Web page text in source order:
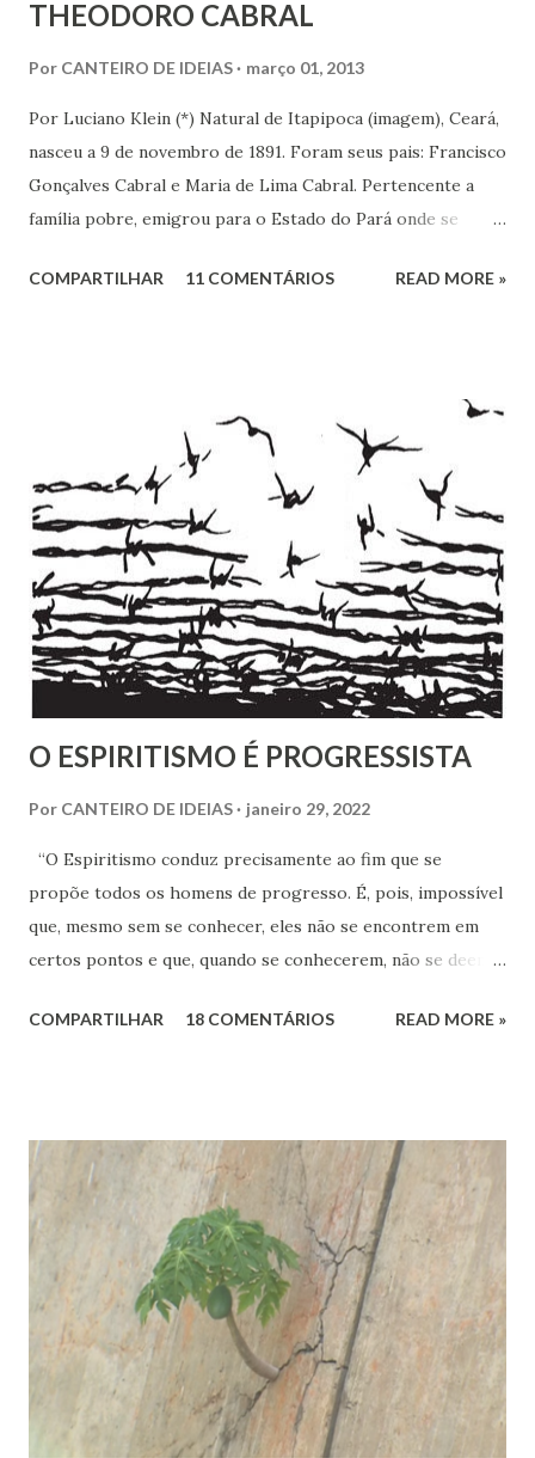
THEODORO CABRAL
Por CANTEIRO DE IDEIAS março 01, 2013
Por Luciano Klein (*) Natural de Itapipoca (imagem), Ceará,
nasceu a 9 de novembro de 1891. Foram seus pais: Francisco
Gonçalves Cabral e Maria de Lima Cabral. Pertencente a
família pobre, emigrou para o Estado do Pará onde se
nos estudos, adquiriu conhecimentos gerais, notadamente
com rapidez e brilhantismo.
COMPARTILHAR 11 COMENTÁRIOS READ MORE »
O ESPIRITISMO É PROGRESSISTA
Por CANTEIRO DE IDEIAS janeiro 29, 2022
“O Espiritismo conduz precisamente ao fim que se
propõe todos os homens de progresso. É, pois, impossível
que, mesmo sem se conhecer, eles não se encontrem em
certos pontos e que, quando se conhecerem, não se deem -
inimigos comuns: os preconceitos sociais, a rotina, o
mais rico e produtivo por ele nos é ofertado. As relações
que a Doutrina Espírita estabelece com as questões sociais
e as ciências humanas, nos faculta, nos muni de
conhecimentos, condições e recursos para atravessarmos
as nossas encarnações como Espíritos mais atuantes com o
mundo social ao qual fazemos parte.
COMPARTILHAR 18 COMENTÁRIOS READ MORE »